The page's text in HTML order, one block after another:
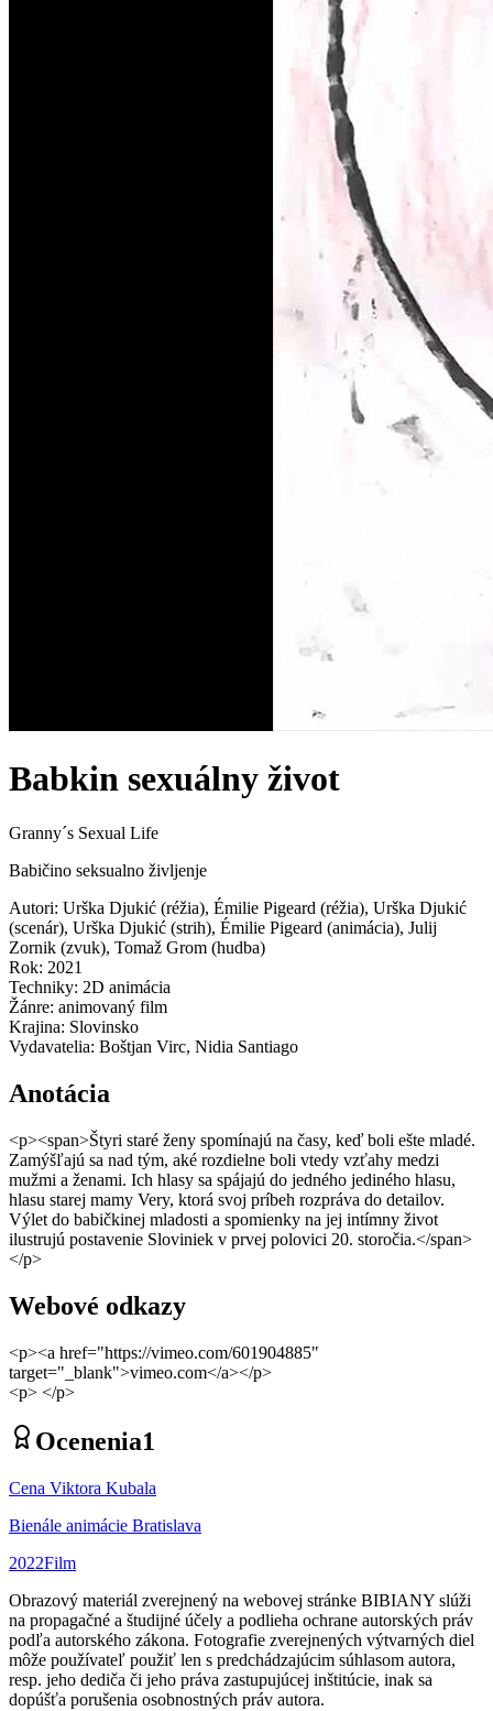
Babkin sexuálny život
Granny´s Sexual Life
Babičino seksualno življenje
Autori: Urška Djukić (réžia), Émilie Pigeard (réžia), Urška Djukić
(scenár), Urška Djukić (strih), Émilie Pigeard (animácia), Julij
Zornik (zvuk), Tomaž Grom (hudba)
Rok: 2021
Techniky: 2D animácia
Žánre: animovaný film
Krajina: Slovinsko
Vydavatelia: Boštjan Virc, Nidia Santiago
Anotácia
<p><span>Štyri staré ženy spomínajú na časy, keď boli ešte mladé.
Zamýšľajú sa nad tým, aké rozdielne boli vtedy vzťahy medzi
mužmi a ženami. Ich hlasy sa spájajú do jedného jediného hlasu,
hlasu starej mamy Very, ktorá svoj príbeh rozpráva do detailov.
Výlet do babičkinej mladosti a spomienky na jej intímny život
ilustrujú postavenie Sloviniek v prvej polovici 20. storočia.</span>
</p>
Webové odkazy
<p><a href="https://vimeo.com/601904885"
target="_blank">vimeo.com</a></p>
<p> </p>
Ocenenia1
Cena Viktora Kubala
Bienále animácie Bratislava
2022Film
Obrazový materiál zverejnený na webovej stránke BIBIANY slúži
na propagačné a študijné účely a podlieha ochrane autorských práv
podľa autorského zákona. Fotografie zverejnených výtvarných diel
môže používateľ použiť len s predchádzajúcim súhlasom autora,
resp. jeho dediča či jeho práva zastupujúcej inštitúcie, inak sa
dopúšťa porušenia osobnostných práv autora.